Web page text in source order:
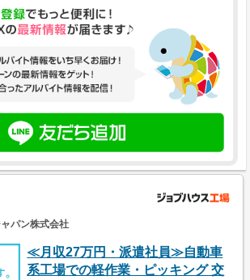
パン株式会社
≪月収27万円・派遣社員≫自動車
系工場での軽作業・ピッキング 交